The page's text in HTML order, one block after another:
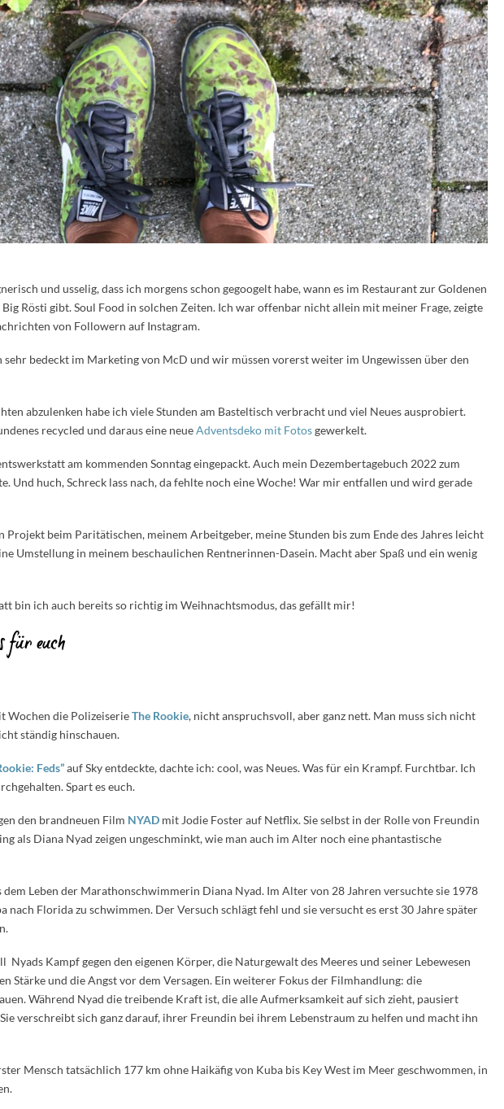
und usselig, dass ich morgens schon gegoogelt habe, wann es im Restaurant zur Goldenen
Rösti gibt. Soul Food in solchen Zeiten. Ich war offenbar nicht allein mit meiner Frage, zeigte
von Followern auf Instagram.
sehr bedeckt im Marketing von McD und wir müssen vorerst weiter im Ungewissen über den
abzulenken habe ich viele Stunden am Basteltisch verbracht und viel Neues ausprobiert.
recycled und daraus eine neueAdventsdeko mit Fotosgewerkelt.
am kommenden Sonntag eingepackt. Auch mein Dezembertagebuch 2022 zum
Und huch, Schreck lass nach, da fehlte noch eine Woche! War mir entfallen und wird gerade
beim Paritätischen, meinem Arbeitgeber, meine Stunden bis zum Ende des Jahres leicht
Umstellung in meinem beschaulichen Rentnerinnen-Dasein. Macht aber Spaß und ein wenig
bin ich auch bereits so richtig im Weihnachtsmodus, das gefällt mir!
für euch
Wochen die PolizeiserieThe Rookie, nicht anspruchsvoll, aber ganz nett. Man muss sich nicht
ständig hinschauen.
Feds”auf Sky entdeckte, dachte ich: cool, was Neues. Was für ein Krampf. Furchtbar. Ich
Spart es euch.
den brandneuen Film NYAD mit Jodie Foster auf Netflix. Sie selbst in der Rolle von Freundin
als Diana Nyad zeigen ungeschminkt, wie man auch im Alter noch eine phantastische
Leben der Marathonschwimmerin Diana Nyad. Im Alter von 28 Jahren versuchte sie 1978
nach Florida zu schwimmen. Der Versuch schlägt fehl und sie versucht es erst 30 Jahre später
Kampf gegen den eigenen Körper, die Naturgewalt des Meeres und seiner Lebewesen
Stärke und die Angst vor dem Versagen. Ein weiterer Fokus der Filmhandlung: die
Während Nyad die treibende Kraft ist, die alle Aufmerksamkeit auf sich zieht, pausiert
verschreibt sich ganz darauf, ihrer Freundin bei ihrem Lebenstraum zu helfen und macht ihn
Mensch tatsächlich 177 km ohne Haikäfig von Kuba bis Key West im Meer geschwommen, in